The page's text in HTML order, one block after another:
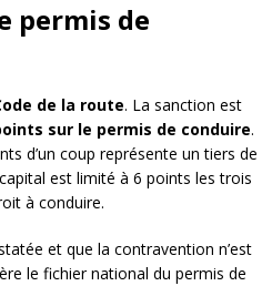
permis de
de la route. La sanction est
sur le permis de conduire.
d’un coup représente un tiers de
est limité à 6 points les trois
à conduire.
et que la contravention n’est
le fichier national du permis de